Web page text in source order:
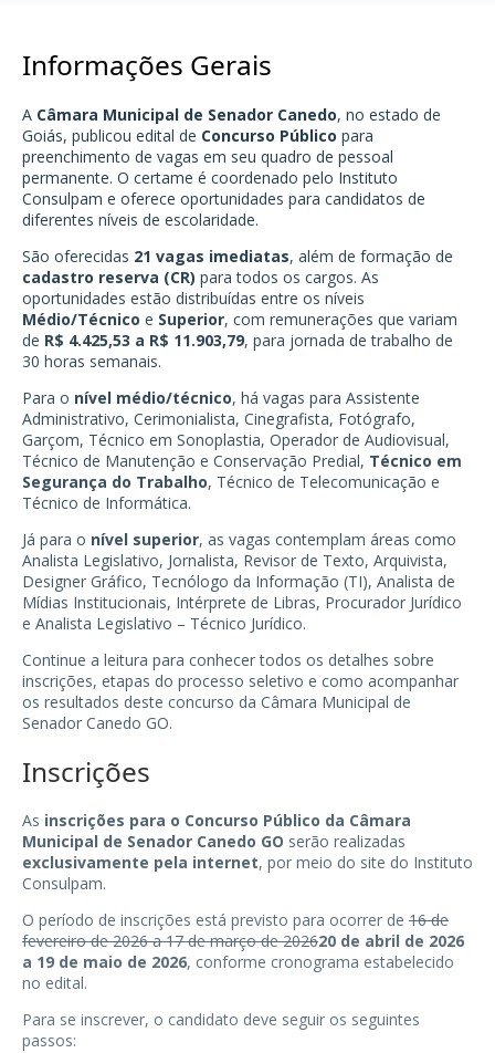
Informações Gerais
A Câmara Municipal de Senador Canedo, no estado de
Goiás, publicou edital de Concurso Público para
preenchimento de vagas em seu quadro de pessoal
permanente. O certame é coordenado pelo Instituto
Consulpam e oferece oportunidades para candidatos de
diferentes níveis de escolaridade.
São oferecidas 21 vagas imediatas, além de formação de
cadastro reserva (CR) para todos os cargos. As
oportunidades estão distribuídas entre os níveis
Médio/Técnico e Superior, com remunerações que variam
de R$ 4.425,53 a R$ 11.903,79, para jornada de trabalho de
30 horas semanais.
Para o nível médio/técnico, há vagas para Assistente
Administrativo, Cerimonialista, Cinegrafista, Fotógrafo,
Garçom, Técnico em Sonoplastia, Operador de Audiovisual,
Técnico de Manutenção e Conservação Predial, Técnico em
Segurança do Trabalho, Técnico de Telecomunicação e
Técnico de Informática.
Já para o nível superior, as vagas contemplam áreas como
Analista Legislativo, Jornalista, Revisor de Texto, Arquivista,
Designer Gráfico, Tecnólogo da Informação (TI), Analista de
Mídias Institucionais, Intérprete de Libras, Procurador Jurídico
e Analista Legislativo – Técnico Jurídico.
Continue a leitura para conhecer todos os detalhes sobre
inscrições, etapas do processo seletivo e como acompanhar
os resultados deste concurso da Câmara Municipal de
Senador Canedo GO.
Inscrições
As inscrições para o Concurso Público da Câmara
Municipal de Senador Canedo GO serão realizadas
exclusivamente pela internet, por meio do site do Instituto
Consulpam.
O período de inscrições está previsto para ocorrer de 16 de
fevereiro de 2026 a 17 de março de 202620 de abril de 2026
a 19 de maio de 2026, conforme cronograma estabelecido
no edital.
Para se inscrever, o candidato deve seguir os seguintes
passos: